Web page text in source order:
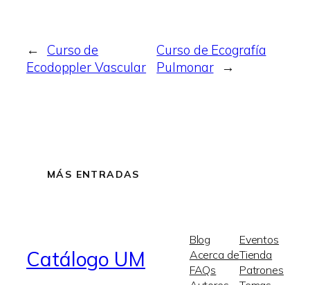
← Curso de
Ecodoppler Vascular
Curso de Ecografía
Pulmonar
→
MÁS ENTRADAS
Catálogo UM
Blog
Acerca de
FAQs
Eventos
Tienda
Patrones